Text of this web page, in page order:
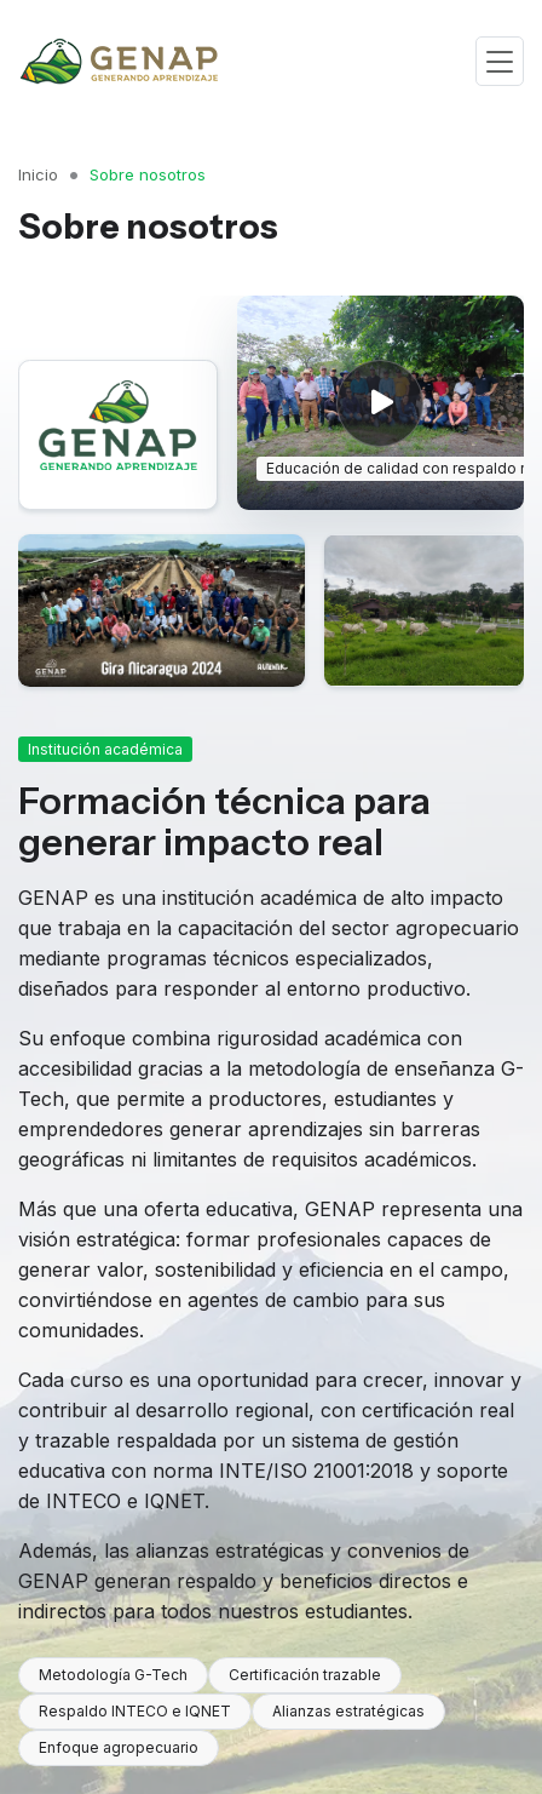
Inicio Sobre nosotros
Sobre nosotros
Educación de calidad con respaldo
Institución académica
Formación técnica para
generar impacto real
GENAP es una institución académica de alto impacto
que trabaja en la capacitación del sector agropecuario
mediante programas técnicos especializados,
diseñados para responder al entorno productivo.
Su enfoque combina rigurosidad académica con
accesibilidad gracias a la metodología de enseñanza G-
Tech, que permite a productores, estudiantes y
emprendedores generar aprendizajes sin barreras
geográficas ni limitantes de requisitos académicos.
Más que una oferta educativa, GENAP representa una
visión estratégica: formar profesionales capaces de
generar valor, sostenibilidad y eficiencia en el campo,
convirtiéndose en agentes de cambio para sus
comunidades.
Cada curso es una oportunidad para crecer, innovar y
contribuir al desarrollo regional, con certificación real
y trazable respaldada por un sistema de gestión
educativa con norma INTE/ISO 21001:2018 y soporte
de INTECO e IQNET.
Además, las alianzas estratégicas y convenios de
GENAP generan respaldo y beneficios directos e
indirectos para todos nuestros estudiantes.
Metodología G-Tech
Certificación trazable
Respaldo INTECO e IQNET
Alianzas estratégicas
Enfoque agropecuario